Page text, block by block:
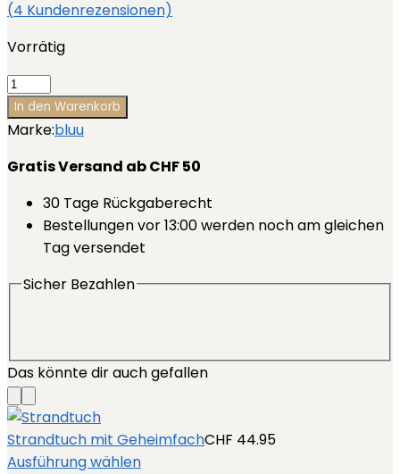
(4 Kundenrezensionen)
Vorrätig
Waschstreifen
Travelpack
(3x10Stk)
In den Warenkorb
Marke:bluu
Gratis Versand ab CHF 50
30 Tage Rückgaberecht
Bestellungen vor 13:00 werden noch am gleichen
Tag versendet
Sicher Bezahlen
Das könnte dir auch gefallen
Strandtuch mit GeheimfachCHF 44.95
Ausführung wählen